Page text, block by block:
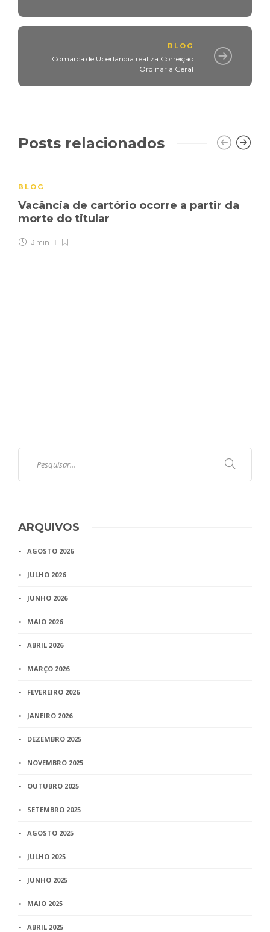
BLOG
Comarca de Uberlândia realiza Correição
Ordinária Geral
Posts relacionados
BLOG
Vacância de cartório ocorre a partir da
morte do titular
3 min
ARQUIVOS
AGOSTO 2026
JULHO 2026
JUNHO 2026
MAIO 2026
ABRIL 2026
MARÇO 2026
FEVEREIRO 2026
JANEIRO 2026
DEZEMBRO 2025
NOVEMBRO 2025
OUTUBRO 2025
SETEMBRO 2025
AGOSTO 2025
JULHO 2025
JUNHO 2025
MAIO 2025
ABRIL 2025